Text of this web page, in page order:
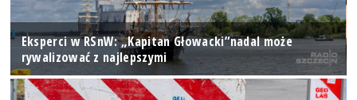
Eksperci w RSnW: „Kapitan Głowacki”nadal może
rywalizować z najlepszymi